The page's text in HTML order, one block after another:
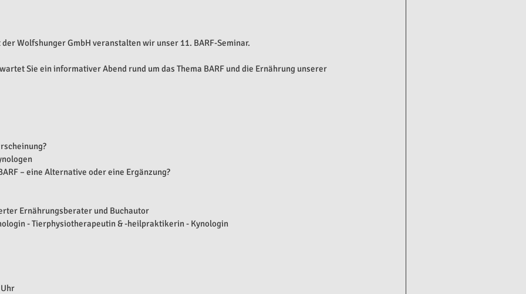
Wolfshunger GmbH veranstalten wir unser 11. BARF-Seminar.
Sie ein informativer Abend rund um das Thema BARF und die Ernährung unserer
– eine Alternative oder eine Ergänzung?
Ernährungsberater und Buchautor
- Tierphysiotherapeutin & -heilpraktikerin - Kynologin